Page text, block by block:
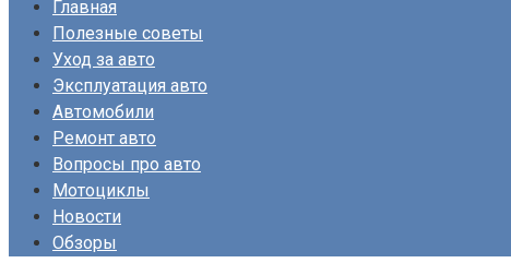
Главная
Полезные советы
Уход за авто
Эксплуатация авто
Автомобили
Ремонт авто
Вопросы про авто
Мотоциклы
Новости
Обзоры